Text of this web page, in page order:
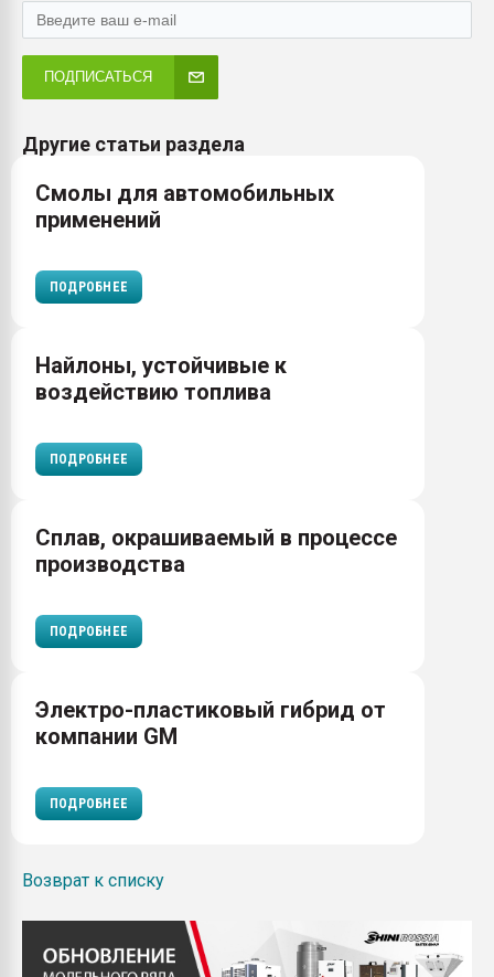
ПОДПИСАТЬСЯ
Другие статьи раздела
Cмолы для автомобильных
применений
ПОДРОБНЕЕ
Найлоны, устойчивые к
воздействию топлива
ПОДРОБНЕЕ
Сплав, окрашиваемый в процессе
производства
ПОДРОБНЕЕ
Электро-пластиковый гибрид от
компании GM
ПОДРОБНЕЕ
Возврат к списку